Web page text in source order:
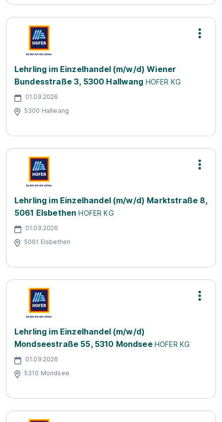
Lehrling im Einzelhandel (m/w/d) Wiener
Bundesstraße 3, 5300 Hallwang HOFER KG
01.09.2026
5300 Hallwang
Lehrling im Einzelhandel (m/w/d) Marktstraße 8,
5061 Elsbethen HOFER KG
01.09.2026
5061 Elsbethen
Lehrling im Einzelhandel (m/w/d)
Mondseestraße 55, 5310 Mondsee HOFER KG
01.09.2026
5310 Mondsee